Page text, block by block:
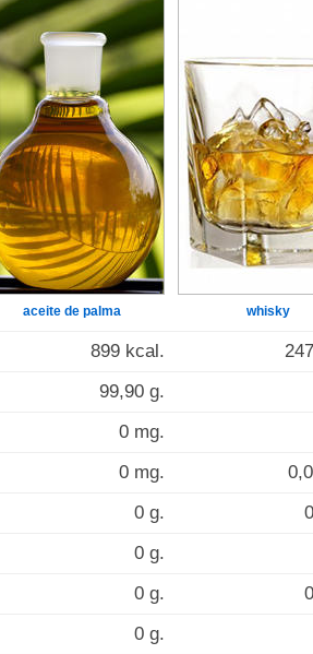
aceite de palma whisky
899 kcal.
99,90 g.
0 mg.
0 mg.
0 g.
0 g.
0 g.
0 g.